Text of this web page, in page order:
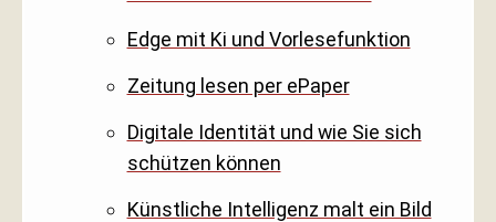
Edge mit Ki und Vorlesefunktion
Zeitung lesen per ePaper
Digitale Identität und wie Sie sich
schützen können
Künstliche Intelligenz malt ein Bild